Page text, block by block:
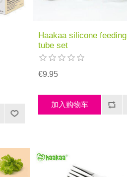
Haakaa silicone feeding
tube set
€9.95